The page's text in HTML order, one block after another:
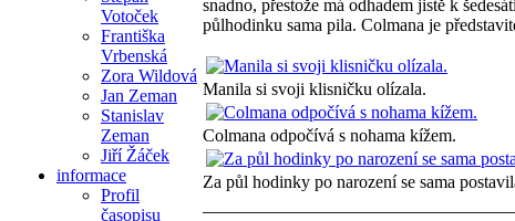
Votoček
Františka
Vrbenská
Zora Wildová
Jan Zeman
Stanislav
Zeman
Jiří Žáček
informace
Profil
časopisu
snadno, přestože má odhadem jistě k
půlhodinku sama pila. Colmana je
Manila si svoji klisničku olízala.
Colmana odpočívá s nohama kížem.
Za půl hodinky po narození se sama